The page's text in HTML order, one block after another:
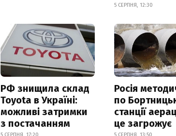
5 СЕРПНЯ, 12:30
РФ знищила склад
Toyota в Україні:
можливі затримки
з постачанням
5 СЕРПНЯ, 17:20
Росія
по
станції
це загрожує
5 СЕРПНЯ, 13:50